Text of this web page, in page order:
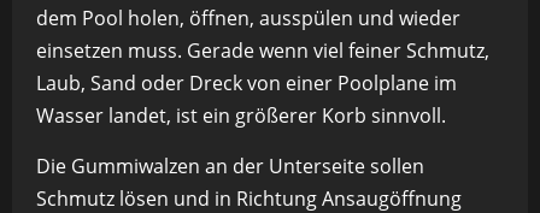
dem Pool holen, öffnen, ausspülen und wieder
einsetzen muss. Gerade wenn viel feiner Schmutz,
Laub, Sand oder Dreck von einer Poolplane im
Wasser landet, ist ein größerer Korb sinnvoll.
Die Gummiwalzen an der Unterseite sollen
Schmutz lösen und in Richtung Ansaugöffnung